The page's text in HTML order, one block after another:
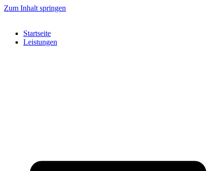
Zum Inhalt springen
Startseite
Leistungen